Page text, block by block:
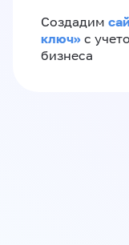
Создадим
ключ» с
бизнеса